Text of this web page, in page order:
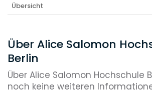
Übersicht
Über Alice Salomon
Berlin
Über Alice Salomon Hochschule
noch keine weiteren